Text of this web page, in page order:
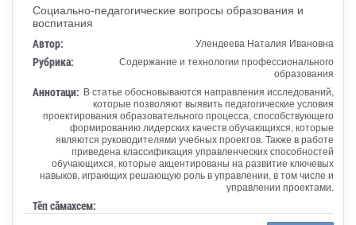
Социально-педагогические вопросы образования и
воспитания
Автор: Улендеева Наталия Ивановна
Рубрика:
Содержание и технологии профессионального
образования
Аннотаци: В статье обосновываются направления исследований,
которые позволяют выявить педагогические условия
проектирования образовательного процесса, способствующего
формированию лидерских качеств обучающихся, которые
являются руководителями учебных проектов. Также в работе
приведена классификация управленческих способностей
обучающихся, которые акцентированы на развитие ключевых
навыков, играющих решающую роль в управлении, в том числе и
управлении проектами.
Тӗп сӑмахсем: